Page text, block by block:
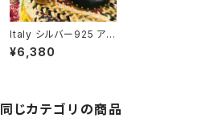
Italy シルバー925 アン
クレット / W3mm フィ
ガロチェーン（3g）
¥6,380
同じカテゴリの商品